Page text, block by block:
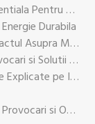
Ce Inseamna Energie Verde Si De Ce Este Esentiala Pentru Viitorul Planetei
Durabila
Hidrocentrale: Avantaje, Dezavantaje si Impactul Asupra Mediului
Impactul Tehnologiei Asupra Mediului – Provocari si Solutii Sustenabile
Energia Geotermala: Avantaje si Dezavantaje Explicate pe Intelesul Tuturor
Energia Eoliana in România: Situatia Actuala, Provocari si Oportunitati